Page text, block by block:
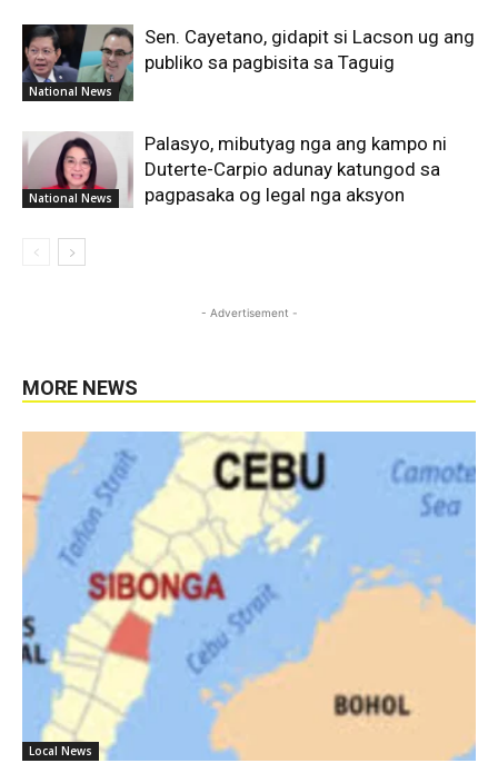
National News
Sen. Cayetano, gidapit si Lacson ug ang
publiko sa pagbisita sa Taguig
National News
Palasyo, mibutyag nga ang kampo ni
Duterte-Carpio adunay katungod sa
pagpasaka og legal nga aksyon
- Advertisement -
MORE NEWS
Local News